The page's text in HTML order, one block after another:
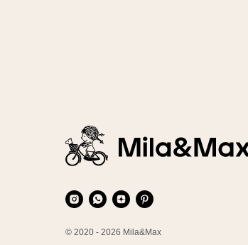
© 2020 - 2026 Mila&Max